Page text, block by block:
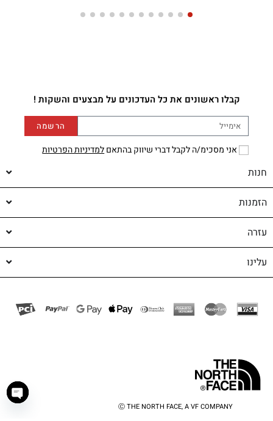
קבלו ראשונים את כל העדכונים על מבצעים והשקות !
אני מסכימ/ה לקבל דברי שיווק בהתאםלמדיניות הפרטיות
הרשמה
חנות
הזמנות
עזרה
עלינו
Ⓒ THE NORTH FACE, A VF COMPANY